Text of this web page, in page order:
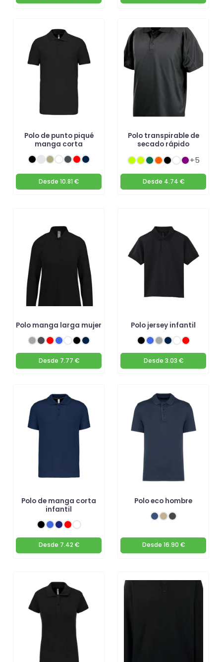
Polo de punto piqué
manga corta
Desde 10.81 €
Polo transpirable de
secado rápido
+5
Desde 4.74 €
Polo manga larga mujer
Desde 7.77 €
Polo jersey infantil
Desde 3.03 €
Polo de manga corta
infantil
Desde 7.42 €
Polo eco hombre
Desde 16.90 €